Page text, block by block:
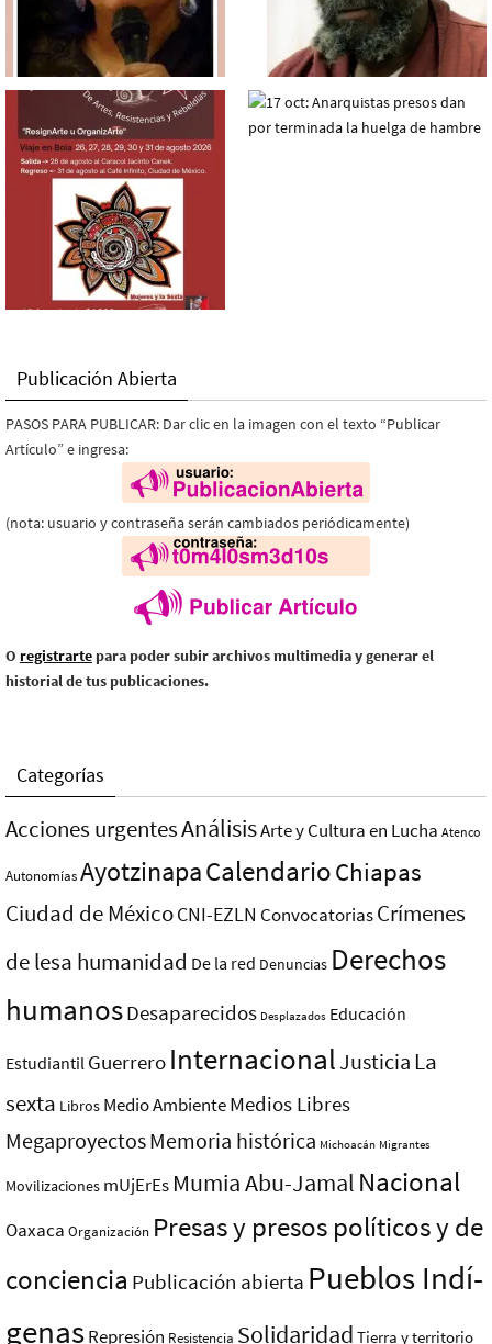
Publicación Abierta
PASOS PARA PUBLICAR: Dar clic en la imagen con el texto “Publicar
Artículo” e ingresa:
(nota: usuario y contraseña serán cambiados periódicamente)
O registrarte para poder subir archivos multimedia y generar el
historial de tus publicaciones.
Categorías
Acciones urgentesAnálisisArte y Cultura en Lucha Atenco
AutonomíasAyotzinapaCalendarioChiapas
Ciudad de MéxicoCNI-EZLN ConvocatoriasCrímenes
de lesa humanidad De la red Denuncias Derechos
humanosDesaparecidos Desplazados Educación
Estudiantil Guerrero InternacionalJusticia La
sexta Libros Medio AmbienteMedios Libres
MegaproyectosMemoria histórica Michoacán Migrantes
Movilizaciones mUjErEs Mumia Abu-Jamal Nacional
Oaxaca Organización Presas y presos polí­ticos y de
conciencia Publicación abierta Pueblos Indí­
genasRepresión Resistencia Solidaridad Tierra y territorio